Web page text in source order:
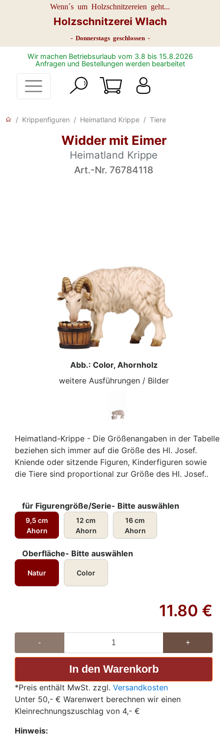
Wenn´s um Holzschnitzereien geht...
Holzschnitzerei Wlach
- Donnerstags geschlossen -
Wir machen Betriebsurlaub vom 3.8 bis 15.8.2026
Anfragen und Bestellungen werden bearbeitet
Krippenfiguren Heimatland Krippe Tiere
Widder mit Eimer
Heimatland Krippe
Art.-Nr. 76784118
Abb.: Color, Ahornholz
weitere Ausführungen / Bilder
Heimatland-Krippe - Die Größenangaben in der Tabelle
beziehen sich immer auf die Größe des Hl. Josef.
Kniende oder sitzende Figuren, Kinderfiguren sowie
die Tiere sind proportional zur Größe des Hl. Josef..
für Figurengröße/Serie- Bitte auswählen
9,5 cm
Ahorn
12 cm
Ahorn
16 cm
Ahorn
Oberfläche- Bitte auswählen
Natur Color
11.80 €
- +
*Preis enthält MwSt. zzgl. Versandkosten
Unter 50,- € Warenwert berechnen wir einen
Kleinrechnungszuschlag von 4,- €
Hinweis: